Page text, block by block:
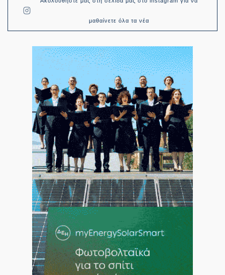
μαθαίνετε όλα τα νέα